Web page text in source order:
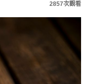
2857次觀看